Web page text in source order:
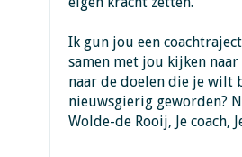
Ik gun jou een
samen met jou kijken
naar de doelen die je wilt
nieuwsgierig geworden?
Wolde-de Rooij, Je coach,